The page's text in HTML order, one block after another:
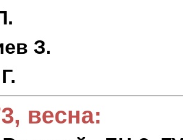
З.
весна: